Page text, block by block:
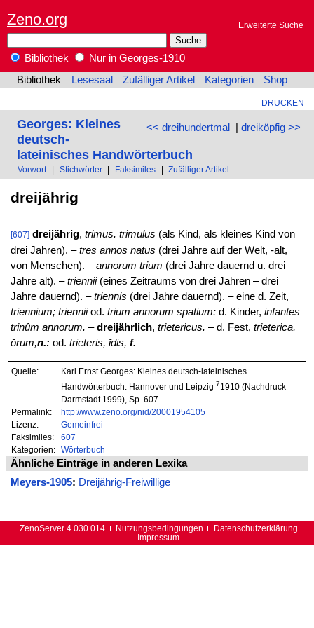
Zeno.org Erweiterte Suche
Bibliothek
Nur in Georges-1910
Bibliothek
Lesesaal Zufälliger Artikel Kategorien Shop
DRUCKEN
<< dreihundertmal| dreiköpfig >>
Georges: Kleines
deutsch-
lateinisches Handwörterbuch
Vorwort Stichwörter Faksimiles Zufälliger Artikel
dreijährig
[607] dreijährig, trimus. trimulus (als Kind, als kleines Kind von
drei Jahren). –tres annos natus (drei Jahre auf der Welt, -alt,
von Menschen). –annorum trium (drei Jahre dauernd u. drei
Jahre alt). –triennii(eines Zeitraums von drei Jahren – drei
Jahre dauernd). –triennis (drei Jahre dauernd). – eine d. Zeit,
triennium; trienniiod. trium annorum spatium:d. Kinder, infantes
trinûm annorum. –dreijährlich, trietericus. – d. Fest, trieterica,
ōrum,n.:od. trieteris, ĭdis, f.
Quelle:
Karl Ernst Georges: Kleines deutsch-lateinisches
Handwörterbuch. Hannover und Leipzig 71910 (Nachdruck
Darmstadt 1999), Sp. 607.
Permalink:
http://www.zeno.org/nid/20001954105
Lizenz:
Gemeinfrei
Faksimiles:
607
Kategorien:
Wörterbuch
Ähnliche Einträge in anderen Lexika
Meyers-1905: Dreijährig-Freiwillige
ZenoServer 4.030.014 Nutzungsbedingungen
Datenschutzerklärung
Impressum